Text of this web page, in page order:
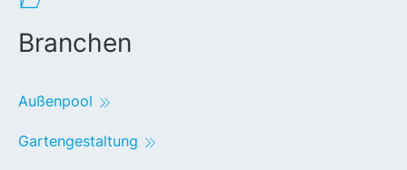
Branchen
Außenpool
Gartengestaltung